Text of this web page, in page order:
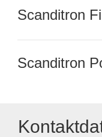
Scanditron
Scanditron